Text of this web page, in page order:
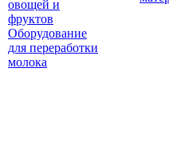
овощей и
фруктов
Оборудование
для переработки
молока